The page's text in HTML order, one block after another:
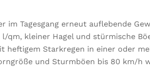
im Tagesgang erneut auflebende
l/qm, kleiner Hagel und stürmische
heftigem Starkregen in einer oder
und Sturmböen bis 80 km/h